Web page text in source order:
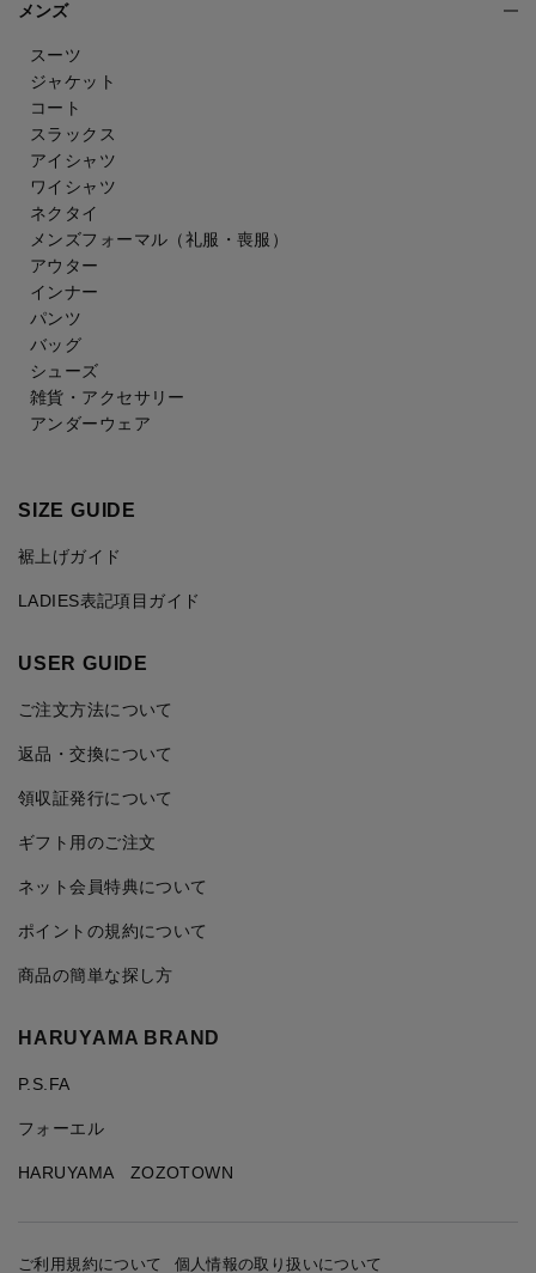
メンズ
スーツ
ジャケット
コート
スラックス
アイシャツ
ワイシャツ
ネクタイ
メンズフォーマル （礼服・喪服）
アウター
インナー
パンツ
バッグ
シューズ
雑貨・アクセサリー
アンダーウェア
SIZE GUIDE
裾上げガイド
LADIES表記項目ガイド
USER GUIDE
ご注文方法について
返品・交換について
領収証発行について
ギフト用のご注文
ネット会員特典について
ポイントの規約について
商品の簡単な探し方
HARUYAMA BRAND
P.S.FA
フォーエル
HARUYAMA ZOZOTOWN
ご利用規約について 個人情報の取り扱いについて